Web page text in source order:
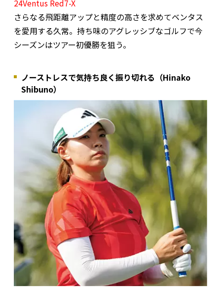
24Ventus Red7-X
さらなる飛距離アップと精度の高さを求めてベンタス
を愛用する久常。持ち味のアグレッシブなゴルフで今
シーズンはツアー初優勝を狙う。
ノーストレスで気持ち良く振り切れる（Hinako
Shibuno）